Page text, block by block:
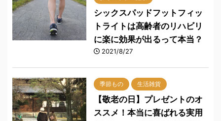
シックスパッドフットフィッ
トライトは高齢者のリハビリ
に楽に効果が出るって本当？
2021/8/27
季節もの 生活雑貨
【敬老の日】プレゼントのオ
ススメ！本当に喜ばれる実用